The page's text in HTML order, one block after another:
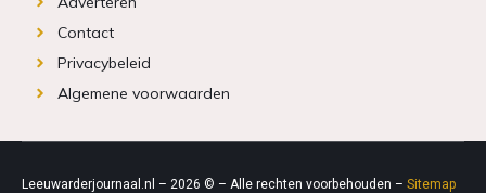
Contact
Privacybeleid
Algemene voorwaarden
Leeuwarderjournaal.nl – 2026 © – Alle rechten voorbehouden – Sitemap